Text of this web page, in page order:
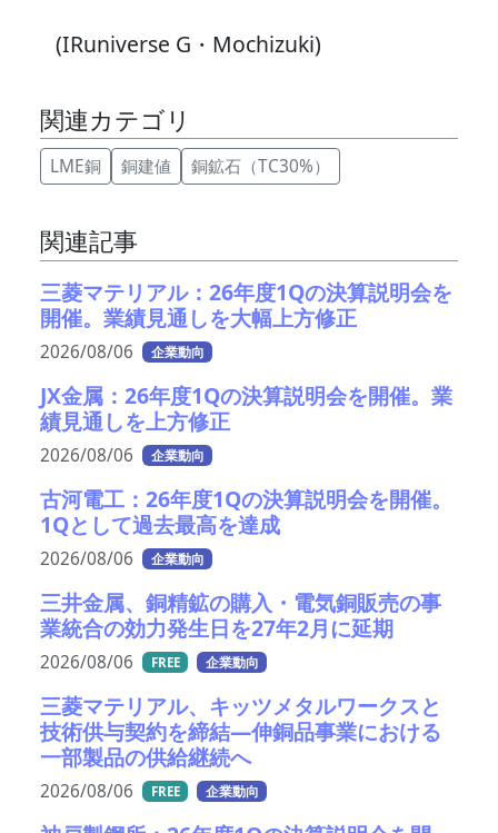
(IRuniverse G・Mochizuki)
関連カテゴリ
LME銅 銅建値 銅鉱石（TC30%）
関連記事
三菱マテリアル：26年度1Qの決算説明会を
開催。業績見通しを大幅上方修正
2026/08/06 企業動向
JX金属：26年度1Qの決算説明会を開催。業
績見通しを上方修正
2026/08/06 企業動向
古河電工：26年度1Qの決算説明会を開催。
1Qとして過去最高を達成
2026/08/06 企業動向
三井金属、銅精鉱の購入・電気銅販売の事
業統合の効力発生日を27年2月に延期
2026/08/06 FREE 企業動向
三菱マテリアル、キッツメタルワークスと
技術供与契約を締結―伸銅品事業における
一部製品の供給継続へ
2026/08/06 FREE 企業動向